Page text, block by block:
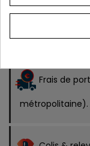
Livraison
Frais de
métropolitaine).